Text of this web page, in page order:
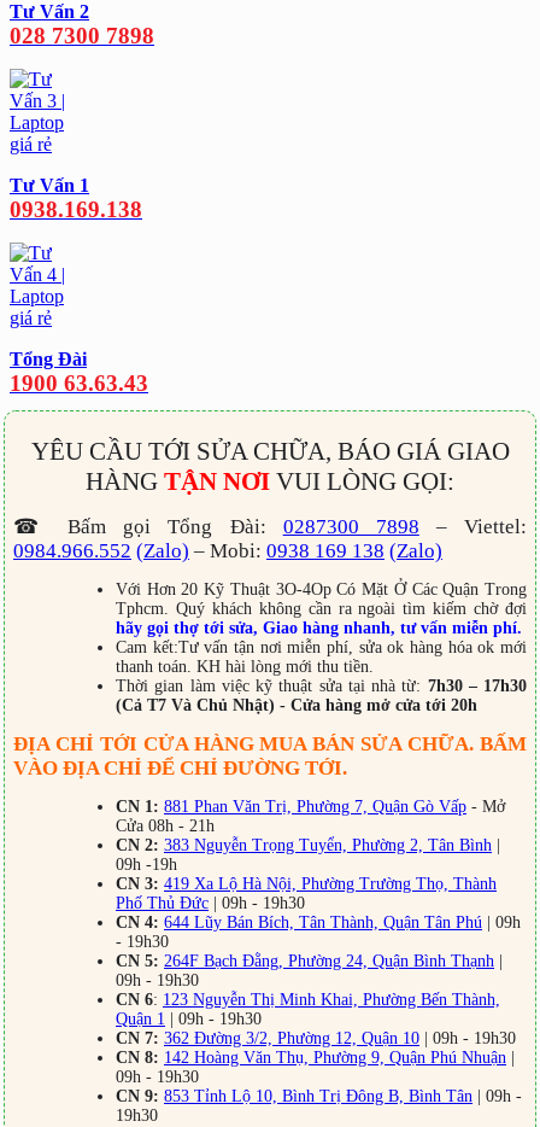
Tư Vấn 2
028 7300 7898
Tư Vấn 1
0938.169.138
Tổng Đài
1900 63.63.43
YÊU CẦU TỚI SỬA CHỮA, BÁO GIÁ GIAO
HÀNG TẬN NƠI VUI LÒNG GỌI:
☎ Bấm gọi Tổng Đài: 0287300 7898 – Viettel:
0984.966.552 (Zalo) – Mobi: 0938 169 138 (Zalo)
Với Hơn 20 Kỹ Thuật 3O-4Op Có Mặt Ở Các Quận Trong
Tphcm. Quý khách không cần ra ngoài tìm kiếm chờ đợi
hãy gọi thợ tới sửa, Giao hàng nhanh, tư vấn miễn phí.
Cam kết:Tư vấn tận nơi miễn phí, sửa ok hàng hóa ok mới
thanh toán. KH hài lòng mới thu tiền.
Thời gian làm việc kỹ thuật sửa tại nhà từ: 7h30 – 17h30
(Cả T7 Và Chủ Nhật) - Cửa hàng mở cửa tới 20h
ĐỊA CHỈ TỚI CỬA HÀNG MUA BÁN SỬA CHỮA. BẤM
VÀO ĐỊA CHỈ ĐỂ CHỈ ĐƯỜNG TỚI.
CN 1: 881 Phan Văn Trị, Phường 7, Quận Gò Vấp - Mở
Cửa 08h - 21h
CN 2: 383 Nguyễn Trọng Tuyển, Phường 2, Tân Bình
09h -19h
CN 3: 419 Xa Lộ Hà Nội, Phường Trường Thọ, Thành
Phố Thủ Đức | 09h - 19h30
CN 4: 644 Lũy Bán Bích, Tân Thành, Quận Tân Phú | 09h
- 19h30
CN 5: 264F Bạch Đằng, Phường 24, Quận Bình Thạnh
09h - 19h30
CN 6: 123 Nguyễn Thị Minh Khai, Phường Bến Thành,
Quận 1 | 09h - 19h30
CN 7: 362 Đường 3/2, Phường 12, Quận 10 | 09h - 19h30
CN 8: 142 Hoàng Văn Thụ, Phường 9, Quận Phú Nhuận
09h - 19h30
CN 9: 853 Tỉnh Lộ 10, Bình Trị Đông B, Bình Tân | 09h -
19h30